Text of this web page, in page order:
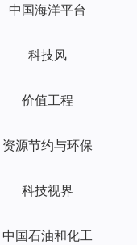
中国海洋平台
科技风
价值工程
资源节约与环保
科技视界
中国石油和化工